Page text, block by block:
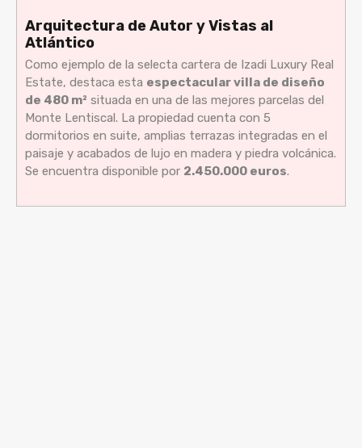
Arquitectura de Autor y Vistas al
Atlántico
Como ejemplo de la selecta cartera de Izadi Luxury Real
Estate, destaca esta espectacular villa de diseño
de 480 m² situada en una de las mejores parcelas del
Monte Lentiscal. La propiedad cuenta con 5
dormitorios en suite, amplias terrazas integradas en el
paisaje y acabados de lujo en madera y piedra volcánica.
Se encuentra disponible por 2.450.000 euros.